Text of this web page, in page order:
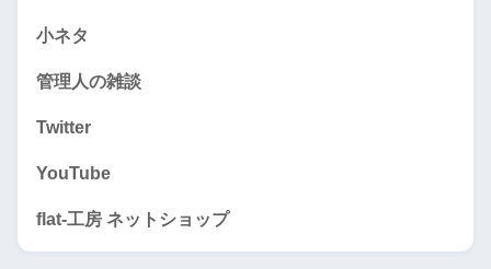
小ネタ
管理人の雑談
Twitter
YouTube
flat-工房 ネットショップ